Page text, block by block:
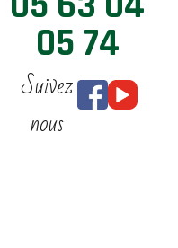
05 74
Suivez
nous